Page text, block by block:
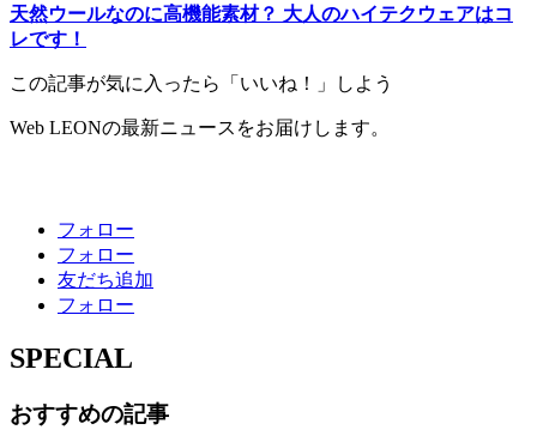
天然ウールなのに高機能素材？ 大人のハイテクウェアはコ
レです！
この記事が気に入ったら「いいね！」しよう
Web LEONの最新ニュースをお届けします。
フォロー
フォロー
友だち追加
フォロー
SPECIAL
おすすめの記事